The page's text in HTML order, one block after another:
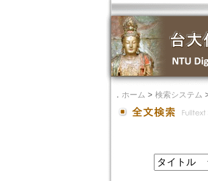
． ホーム > 検索システム